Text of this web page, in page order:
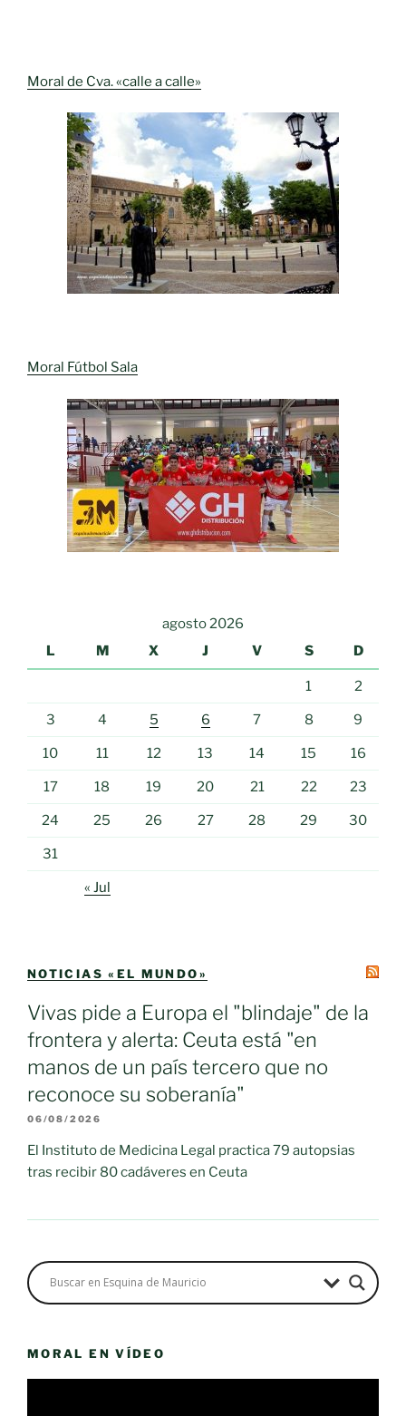
Moral de Cva. «calle a calle»
Moral Fútbol Sala
agosto 2026
L
M X J V S D
1 2
3 4 5 6 7 8 9
10 11 12 13 14 15 16
17 18 19 20 21 22 23
24 25 26 27 28 29 30
31
« Jul
NOTICIAS «EL MUNDO»
Vivas pide a Europa el "blindaje" de la
frontera y alerta: Ceuta está "en
manos de un país tercero que no
reconoce su soberanía"
06/08/2026
El Instituto de Medicina Legal practica 79 autopsias
tras recibir 80 cadáveres en Ceuta
MORAL EN VÍDEO